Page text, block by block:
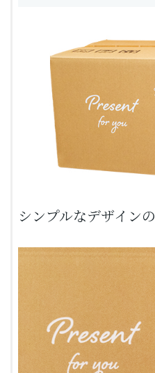
シンプルなデザインの